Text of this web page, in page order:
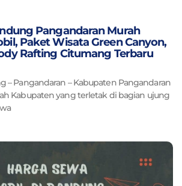
Pangandaran Murah
Paket Wisata Green Canyon,
Rafting Citumang Terbaru
– Pangandaran – Kabupaten Pangandaran
Kabupaten yang terletak di bagian ujung